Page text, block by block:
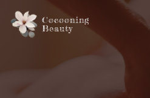
Cocooning
Beauty
Panneau de gestion des cookies